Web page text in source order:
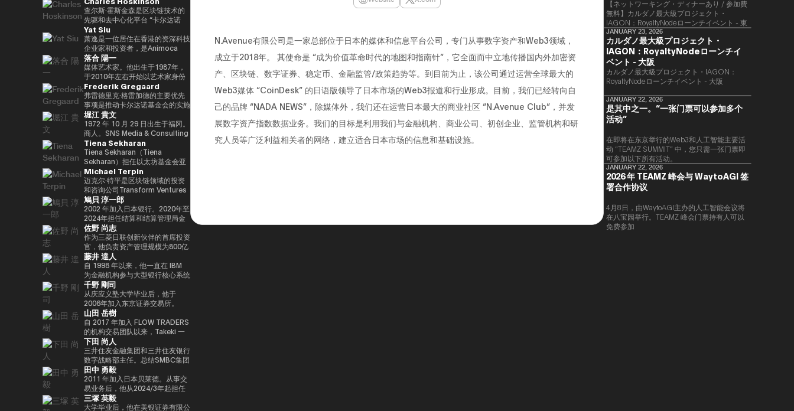
竞选第三个任期进步党代表选举。
他被任命为该党代理秘书长，在平
成29年（2017年）的第48届众议
院选举中获得82,345张选票，并
当选第四任期（由香川县第二区希
望党正式批准），并竞选希望党联
合代表选举。希望党代表（11
月-）平成30年（2018年）全国民
主党联合代表（5月至9月）全国
民主党代表（9月〜）新国民民主
党通过令和2（2020）支部党成立
并成为代表（9月）（9月），在
令和3（2021）第49届众议院选
举的第49届众议院选举中获得
94,530张选票，当选为众议员到
目前为止，第 5 学期
2025.05.01。8月财政部（现为财
务部）在职1997/7至1999/6借调
至外务省（中东第一司）
20007/2001/6 金融厅证券交易监
督委员会 2001/7 至 2002/6 国税
厅大阪国税局总务科科长 2002/7
至 2005/6（负责特别任务的部长
官专家）2005/7 至 2005/8 财政
部首席审计局
责信息技术）大臣、国土、基础设
施、运输和旅游、内阁常务委员会
主席等职务，并以自民党信息技术
战略和特别任务委员会主席的身份
领导自民党的信息技术政策。平成
30/10年第四届安倍改组内阁中任
命了信息技术大臣和负责特殊任务
（科学和技术/知识产权战略/酷日
本战略/太空政策）的部长。负责
数字改革的部长在Reiwa 2的须贺
内阁中就职。第一任数字事务部长
在Reiwa 3就职。现任自民党公共
关系部主任兼数字社会促进部经
理。
と共同事業を行う。報道・討論・
お笑い・アート・ファッションな
ど多様な動画や雑誌の企画や出演
にも関わる。著書『22世紀の資
本主義：やがてお金は絶滅する』
『22世紀の民主主義：選挙はア
ルゴリズムになり、政治家はネコ
になる』、番組「成田悠輔と愛す
べき非生産性の世界」「夜明け前
のPLAYERS」「成田悠輔の聞か
れちゃいけない話」「walk」
「書く気がおきない」など。
DAOTRON的创始人，以及全球
最大的加密货币交易所之一HTX的
顾问。 他也被称为阿里巴巴创始
人马云培育的人，成为 2025/4 年
全球数字资产行业最著名和最有影
响力的人物之一，登上了《福布
斯》杂志的封面。 此外，它在国
际上获得了高度赞誉，例如多次入
选福布斯 “30岁以下30人（消费技
术部门）”。 2025/8 年，我登上
了 “蓝色起源 NS-34” 任务，并作
为世界上第 712 位宇航员前往太
空。 他的兴趣涵盖科技、投资、
艺术、慈善、游戏和太空探索。
查尔斯·霍斯金森是区块链技术的
先驱和去中心化平台 “卡尔达诺
（卡尔达诺）” 的创始人。他最初
是以太坊的联合创始人之一，在数
学逻辑和密码学方面有着深厚的背
景。卡尔达诺的特点是在学术研究
和同行评审的基础上开发的，旨在
促进金融普惠和智能合约。目前，
他以输入输出全球（IOG）首席执
行官的身份领导卡尔达诺的技术开
发。
Yat Siu
萧逸是一位居住在香港的资深科技
企业家和投资者，是Animoca
Brands的联合创始人兼执行主
席。Animoca Brands是区块链和
游戏领域的全球领导者，其使命是
为全球游戏玩家和互联网用户提供
数字产权。通过这样做，我们的目
标是实现一个更公平的数字框架，
这将有助于建立新的资产类别、边
玩边赚的经济和开放的元宇宙。
Yat 于 1990 年在德国雅达利开始
了他的职业生涯。1995年，他移
居香港，创立了香港
Cybercity/Freenation，这是亚
洲第一个免费网页和免费电子邮件
服务提供商。1998 年，他创立了
Outblaze，该公司被公认为多语
言白标网络服务的先驱。
Outblaze的消息业务于2009年被
出售给了IBM，然后Outblaze转
变为孵化器，旨在促进在数字娱乐
领域开发服务和产品的项目和公
司。Animoca Brands就是这样一
家孵化公司，它成立于2014年。
2017 年，我们建立了道尔顿学习
实验室，这是一个课后数字实验
室，旨在培养发散思维和设计思维
等技能，而这些技能在传统教育体
系中并不受到重视。他还是
ThinkBlaze的创始人，
ThinkBlaze是Outblaze的研究部
门，负责研究技术中具有社会意义
的问题。自2018年以来，Yat一直
是游戏行业使用区块链和NFT（不
可替代代币）的早期支持者。人们
认为，这将使游戏玩家能够真正拥
有游戏中的资产和数据，进而拥有
价值本身。Yat 对去中心化应用程
序和数字资产的潜力有了清晰的认
识，很快带领 Animoca Brands
落合 陽一
媒体艺术家。他出生于1987年，
于2010年左右开始以艺术家身份
工作。她的作品以物化、转型和对
边界地区群众的钦佩为主题。筑波
大学/东京大学副教授，2025年日
本国际博览会（大阪/关西世博
会）主题项目制作人。写真集《渴
望弥撒（2019年阿曼那）》和
NFT作品《波浪的再数字化
（2021年基金会）》等获得了
2016年PrixarElectronica荣誉
奖、欧盟的StartsPrize和2019年
SXSWCreative
ExperienceArrowardsCreative
ExperienceArrowards。《阿波
罗》杂志40岁以下40位艺术与科
技，亚洲数字艺术奖卓越奖，以及
日本媒体艺术节艺术部评审委员会
推荐的许多作品。
Frederik Gregaard
弗雷德里克·格雷加德的主要优先
事项是推动卡尔达诺基金会的实施
战略，领导每项使命的整合和执
行，并实现快速价值创造，以使用
卡尔达诺实现包容性和公平的增
长。在加入基金会之前，他在瑞士
和斯堪的纳维亚国家工作了17年
以上，在专业服务和金融行业工
作，专注于资本市场、数字资产管
理、私人银行和交易基础设施。
堀江 貴文
1972 年 10 月 29 日出生于福冈。
商人。SNS Media & Consulting
Co., Ltd. 的创始人目前，他们活
跃于火箭开发、应用生产以及作为
预防医学促进协会对人们进行预防
医学教育等各个领域。会员制在线
沙龙 “堀江隆文创新大学（HIU）”
正在开发各种项目，拥有近700名
会员。
http://salon.horiemon.com 这
本书《如果你花钱，就用它来保护
自己的身体》。“CHATGPT 与
“没有未来工作的人”、“2035 年日
本堀右卫门在 10 年后对未来的完
整预测” 等
Tiena Sekharan
Tiena Sekharan（Tiena
Sekharan）担任以太坊基金会亚
太地区（APAC）地区机构负责
人，并通过促进企业领域的采用来
领导以太坊生态系统的发展。他的
职业生涯始于传统金融行业，曾担
任雷曼兄弟、法国巴黎银行和摩根
大通等重要职位。在加入以太坊基
金会之前，我属于摩根大通的区块
链部门KineXYS，负责推广摩根大
通硬币和代币化存款等产品。
Michael Terpin
迈克尔·特平是区块链领域的投资
和咨询公司Transform Ventures
的创始人兼首席执行官，同时也是
Supercycle Genesis Partners,
LP的首席执行官兼首席投资官
（CIO）。该基金是世界上第一个
专门研究比特币的算法加密资产对
冲基金，它建立了一个投资假设，
即比特币每个周期都以高价出售，
并以最低价格回购更多比特币。
Turpin是一位经验丰富的高管，作
为连续创业者和投资者活跃了超过
35年，并成功退出多次。基于这
一往绩，成立了位于波多黎各的家
族办公室Transform Capital。他
也被称为比特币的早期投资者和思
想领袖（思想领袖），他参与了包
括以太坊和泰达币在内的重大区块
链项目的初始营销和咨询。由于这
些成就，它被CNBC称为 “加密教
父（加密教父）”。BitAngels 于
2013 年共同创立，BitAngels
Fund 1 于 2014 年共同创立。该
基金以以太坊众筹中以每枚代币
30美分的价格投资100万美元而闻
鳩貝 淳一郎
2002 年加入日本银行。2020年至
2024年担任结算和结算管理局金
融科技小组负责人。2024-2025
年，金融科技中心副主任兼数字货
币验证组负责人。他从 2025/7 年
起被借调，目前担任现任职务。自
2025/4以来，他一直是东京大学
经济学研究生院CARF的受邀研究
员。翻译内容包括 “比特币和区块
链：支持加密货币的技术”（NTT
Publishing）和 “掌握以太坊——
构建智能合约和去中心化应用程
序”（O'Reilly Japan）。合著了
《Web3的未解决问题》（日经英
国石油公司）和《13人对Web3加
密资产的未来预测》（朝日新闻出
版社）。
佐野 尚志
作为三菱日联创新伙伴的首席投资
官，他负责资产管理规模为800亿
日元的基金中的创业投资和业务发
展，主要是在日本、美国和亚洲。
在加入MUIP之前，他曾在独立风
险投资公司Global Brain参与国内
和国际创业投资和CVC管理。在
此之前，他在索尼担任品类经理，
经营海外业务，负责为技术投资和
合资设立以及零售能源业务等新业
务项目提供资金。
藤井 達人
自 1998 年以来，他一直在 IBM
为金融机构参与大型银行核心系统
开发和咨询服务。在微软工作后，
他参与了三菱日联金融集团的创新
业务并领导了DX项目。在AU
Financial Holdings担任执行官、
首席数字官和IT总经理以及微软的
业务执行官兼金融创新部门经理之
后，他目前担任现任职务。通用公
司协会 FINOVATORS 成立。
2021年被任命为日本区块链协会
理事。毕业于同志社大学，在东京
大学完成了第17次EMP。
千野 剛司
从庆应义塾大学毕业后，他于
2006年加入东京证券交易所。
2008年金融危机后，他参与了债
务违约管理流程改进项目，领导了
日本证券清算组织的场外衍生品
（信用违约互换和利率互换）结算
项目，并负责日本交易所集团清算
结算领域的业务规划。自2016年
以来，我一直在PWCJapan首席
执行官办公室（企业规划）支持领
导团队的战略讨论。2018/7年，
他加入了运营全球加密资产交易所
Kraken的Payward, Inc.（美
山田 岳樹
自 2017 年加入 FLOW TRADERS
的机构交易团队以来，Takeki 一
直为机构投资者提供流动性服务，
通过大宗交易覆盖包括 ETF、国
际债券及数字资产在内的多种资产
类别，工作地点涵盖新加坡及香
港。 他同时负责日本业务的整体
发展，与日本国内的机构投资者、
ETF 发行方、交易平台、证券交
易所以及加密资产交易所保持密切
下田 尚人
三井住友金融集团和三井住友银行
数字战略部主任。总结SMBC集团
在数字资产方面的工作。日本银行
结算与结算服务局顾问，任期至
2025/6。结算与结算管理局利用
新技术（Project Agora等）参与
规划和推广先进的结算项目，以及
田中 勇毅
2011 年加入日本贝莱德。从事交
易业务后，他从2024/3年起担任
贝莱德全球市场经理，负责监督交
易、证券借贷和现金管理。他还曾
三塚 英毅
大学毕业后，他在美银证券有限公
N.Avenue有限公司是一家总部位于日本的媒体和信息平台公司，专门从事数字资产和Web3领域，
成立于2018年。 其使命是 “成为价值革命时代的地图和指南针”，它全面而中立地传播国内外加密资
产、区块链、数字证券、稳定币、金融监管/政策趋势等。到目前为止，该公司通过运营全球最大的
Web3媒体 “CoinDesk” 的日语版领导了日本市场的Web3报道和行业形成。目前，我们已经转向自
己的品牌 “NADA NEWS”，除媒体外，我们还在运营日本最大的商业社区 “N.Avenue Club”，并发
展数字资产指数数据业务。我们的目标是利用我们与金融机构、商业公司、初创企业、监管机构和研
究人员等广泛利益相关者的网络，建立适合日本市场的信息和基础设施。
【ネットワーキング・ディナーあり / 参加費
無料】カルダノ最大級プロジェクト・
IAGON：RoyaltyNodeローンチイベント - 東
京
JANUARY 23, 2026
カルダノ最大級プロジェクト・
IAGON：RoyaltyNodeローンチイ
ベント - 大阪
​カルダノ最大級プロジェクト・IAGON：
RoyaltyNodeローンチイベント - 大阪
JANUARY 22, 2026
是其中之一。“一张门票可以参加多个
活动”
在即将在东京举行的Web3和人工智能主要活
动 “TEAMZ SUMMIT” 中，您只需一张门票即
可参加以下所有活动。
JANUARY 22, 2026
2026 年 TEAMZ 峰会与 WaytoAGI 签
署合作协议
4月8日，由WaytoAGI主办的人工智能会议将
在八宝园举行。TEAMZ 峰会门票持有人可以
免费参加